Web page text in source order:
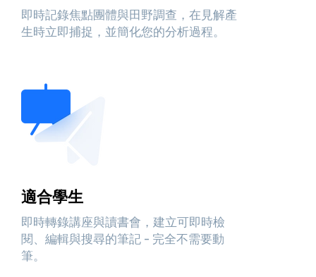
即時記錄焦點團體與田野調查，在見解產
生時立即捕捉，並簡化您的分析過程。
適合學生
即時轉錄講座與讀書會，建立可即時檢
閱、編輯與搜尋的筆記 - 完全不需要動
筆。